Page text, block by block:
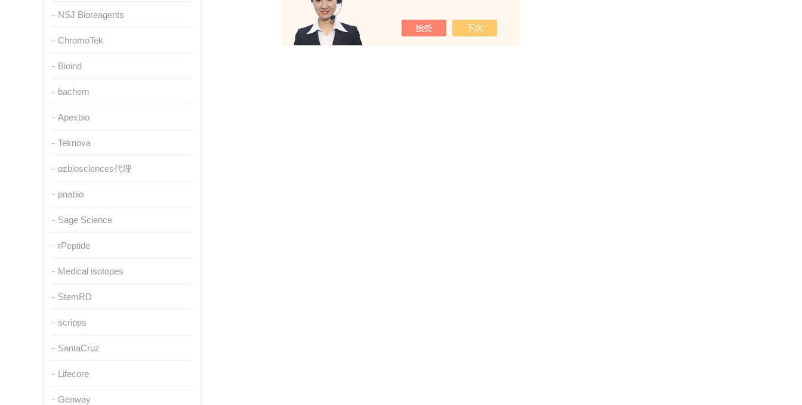
NSJ Bioreagents
ChromoTek
Bioind
bachem
Apexbio
Teknova
ozbiosciences代理
pnabio
Sage Science
rPeptide
Medical isotopes
StemRD
scripps
SantaCruz
Lifecore
Genway